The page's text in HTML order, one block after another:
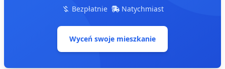
Bezpłatnie Natychmiast
Wyceń swoje mieszkanie